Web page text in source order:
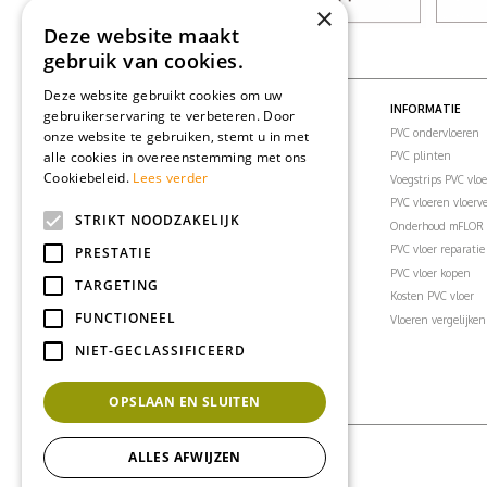
PVC VLOEREN
PVC vloeren
PVC visgraatvloer
PVC klikvloeren
PVC vloer woonkamer
PVC vloer kantoor
INFORMATIE
PVC ondervloeren
PVC plinten
Voegstrips PVC
PVC vloeren
Onderhoud mFLOR
PVC vloer reparatie
PVC vloer kopen
Kosten PVC vloer
Vloeren vergelijken
×
Deze website maakt
gebruik van cookies.
Deze website gebruikt cookies om uw
gebruikerservaring te verbeteren. Door
onze website te gebruiken, stemt u in met
alle cookies in overeenstemming met ons
Cookiebeleid. Lees verder
STRIKT NOODZAKELIJK
PRESTATIE
TARGETING
FUNCTIONEEL
NIET-GECLASSIFICEERD
OPSLAAN EN SLUITEN
ALLES AFWIJZEN